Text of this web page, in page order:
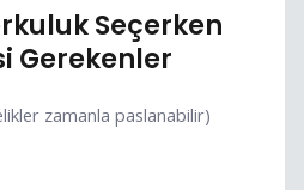
Seçerken
Gerekenler
zamanla paslanabilir)